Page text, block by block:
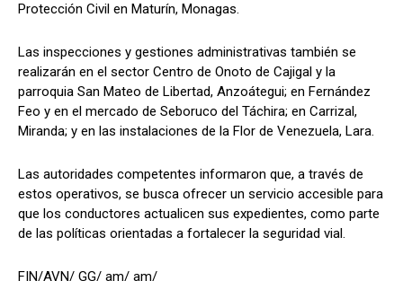
Protección Civil en Maturín, Monagas.
Las inspecciones y gestiones administrativas también se
realizarán en el sector Centro de Onoto de Cajigal y la
parroquia San Mateo de Libertad, Anzoátegui; en Fernández
Feo y en el mercado de Seboruco del Táchira; en Carrizal,
Miranda; y en las instalaciones de la Flor de Venezuela, Lara.
Las autoridades competentes informaron que, a través de
estos operativos, se busca ofrecer un servicio accesible para
que los conductores actualicen sus expedientes, como parte
de las políticas orientadas a fortalecer la seguridad vial.
FIN/AVN/ GG/ am/ am/